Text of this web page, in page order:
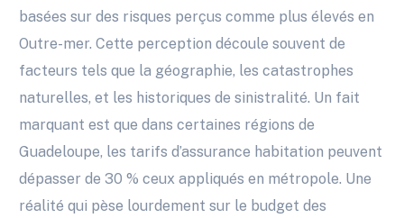
basées sur des risques perçus comme plus élevés en
Outre-mer. Cette perception découle souvent de
facteurs tels que la géographie, les catastrophes
naturelles, et les historiques de sinistralité. Un fait
marquant est que dans certaines régions de
Guadeloupe, les tarifs d’assurance habitation peuvent
dépasser de 30 % ceux appliqués en métropole. Une
réalité qui pèse lourdement sur le budget des